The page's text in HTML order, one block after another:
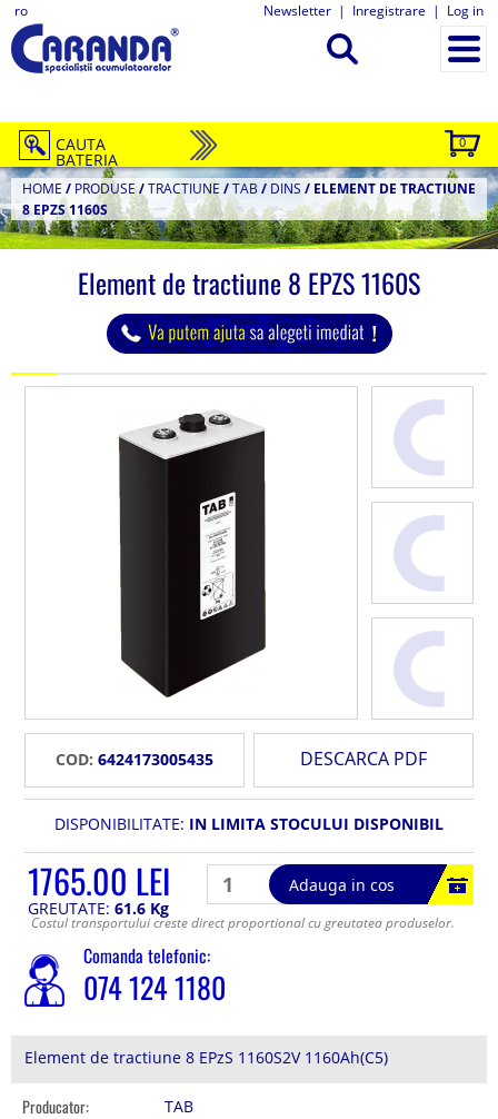
ro Newsletter | Inregistrare | Log in
0
CAUTA
BATERIA
HOME / PRODUSE/TRACTIUNE /TAB / DINS / ELEMENT DE TRACTIUNE
8 EPZS 1160S
Element de tractiune 8 EPZS 1160S
COD: 6424173005435 DESCARCA PDF
DISPONIBILITATE: IN LIMITA STOCULUI DISPONIBIL
1765.00 LEI
Adauga in cos
GREUTATE: 61.6 Kg
Costul transportului creste direct proportional cu greutatea produselor.
Comanda telefonic:
074 124 1180
Element de tractiune 8 EPzS 1160S2V 1160Ah(C5)
Producator: TAB